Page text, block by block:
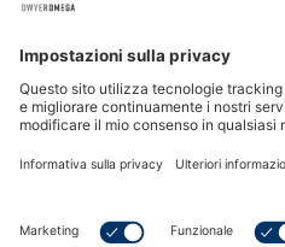
senza accesso ai servizi.
Vedi